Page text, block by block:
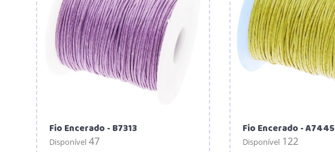
Fio Encerado - B7313
Disponível 47
Fio Encerado - A7445
Disponível 122